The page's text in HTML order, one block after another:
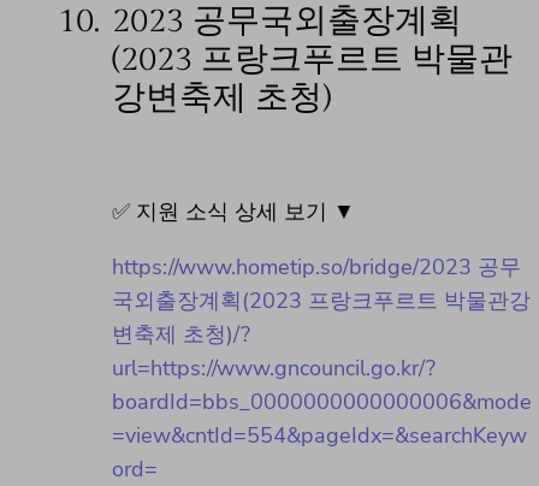
10. 2023 공무국외출장계획
(2023 프랑크푸르트 박물관
강변축제 초청)
✅ 지원 소식 상세 보기 ▼
https://www.hometip.so/bridge/2023 공무
국외출장계획(2023 프랑크푸르트 박물관강
변축제 초청)/?
url=https://www.gncouncil.go.kr/?
boardId=bbs_0000000000000006&mode
=view&cntId=554&pageIdx=&searchKeyw
ord=